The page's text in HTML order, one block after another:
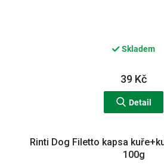
Skladem
39 Kč
Detail
Rinti Dog Filetto kapsa
100g